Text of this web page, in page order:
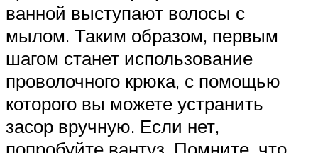
ванной выступают волосы с
мылом. Таким образом, первым
шагом станет использование
проволочного крюка, с помощью
которого вы можете устранить
засор вручную. Если нет,